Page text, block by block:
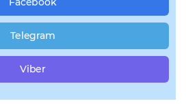
Telegram
Viber